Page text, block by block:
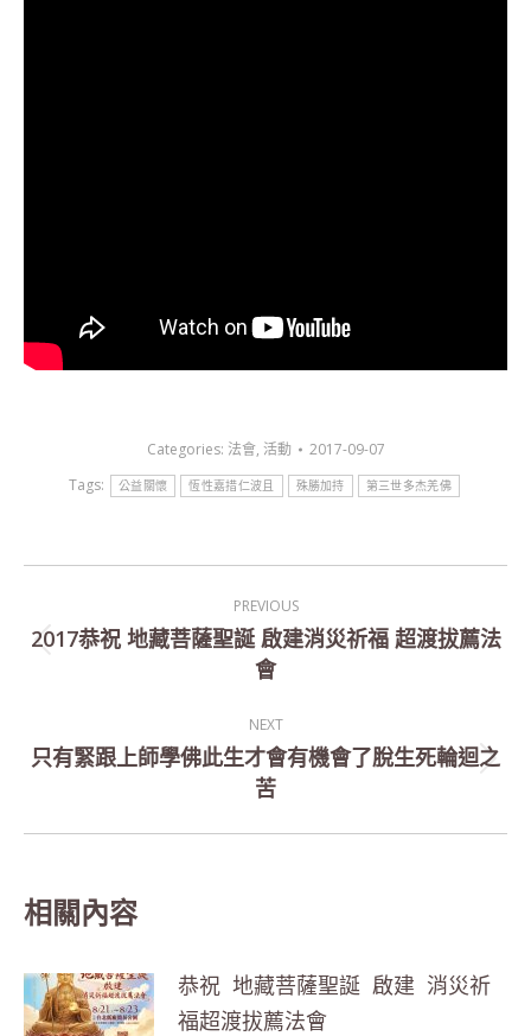
Categories: 法會, 活動
2017-09-07
Tags:
公益關懷 恆性嘉措仁波且 殊勝加持 第三世多杰羌佛
navigation
PREVIOUS
Previous
2017恭祝 地藏菩薩聖誕 啟建消災祈福 超渡拔薦法
會
NEXT
Next
只有緊跟上師學佛此生才會有機會了脫生死輪迴之
苦
相關內容
恭祝 地藏菩薩聖誕 啟建 消災祈
福超渡拔薦法會